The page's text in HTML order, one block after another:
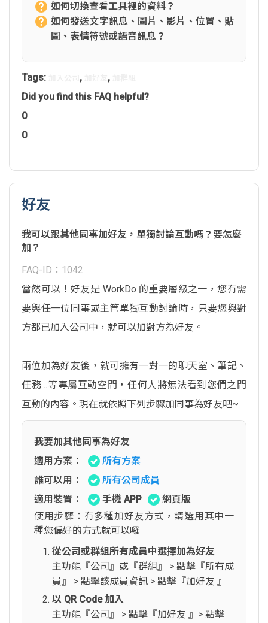
如何切換查看工具裡的資料？
如何發送文字訊息、圖片、影片、位置、貼
圖、表情符號或語音訊息？
Tags: , ,
Did you find this FAQ helpful?
0
0
好友
我可以跟其他同事加好友，單獨討論互動嗎？要怎麼
加？
FAQ-ID：1042
當然可以！好友是 WorkDo 的重要層級之一，您有需
要與任一位同事或主管單獨互動討論時，只要您與對
方都已加入公司中，就可以加對方為好友。
兩位加為好友後，就可擁有一對一的聊天室、筆記、
任務…等專屬互動空間，任何人將無法看到您們之間
互動的內容。現在就依照下列步驟加同事為好友吧~
我要加其他同事為好友
適用方案：
所有方案
誰可以用：
所有公司成員
適用裝置：
手機 APP
網頁版
使用步驟：有多種加好友方式，請選用其中一
種您偏好的方式就可以囉
從公司或群組所有成員中選擇加為好友
主功能『公司』或『群組』 > 點擊『所有成
員』 > 點擊該成員資訊 > 點擊『加好友 』
以 QR Code 加入
主功能『公司』 > 點擊『加好友 』> 點擊